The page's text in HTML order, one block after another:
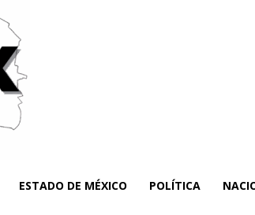
ESTADO DE MÉXICO POLÍTICA